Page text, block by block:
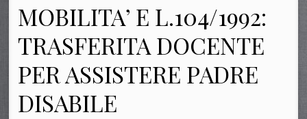
MOBILITA’ E L.104/1992:
TRASFERITA DOCENTE
PER ASSISTERE PADRE
DISABILE